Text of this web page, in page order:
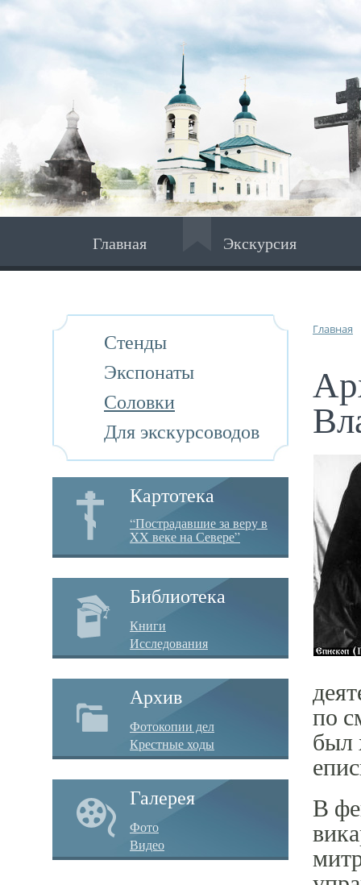
Главная Экскурсия
Стенды
Экспонаты
Соловки
Для экскурсоводов
Картотека
“Пострадавшие за веру в
XX веке на Севере”
Библиотека
Книги
Исследования
Архив
Фотокопии дел
Крестные ходы
Галерея
Фото
Видео
Главная
по
был
В